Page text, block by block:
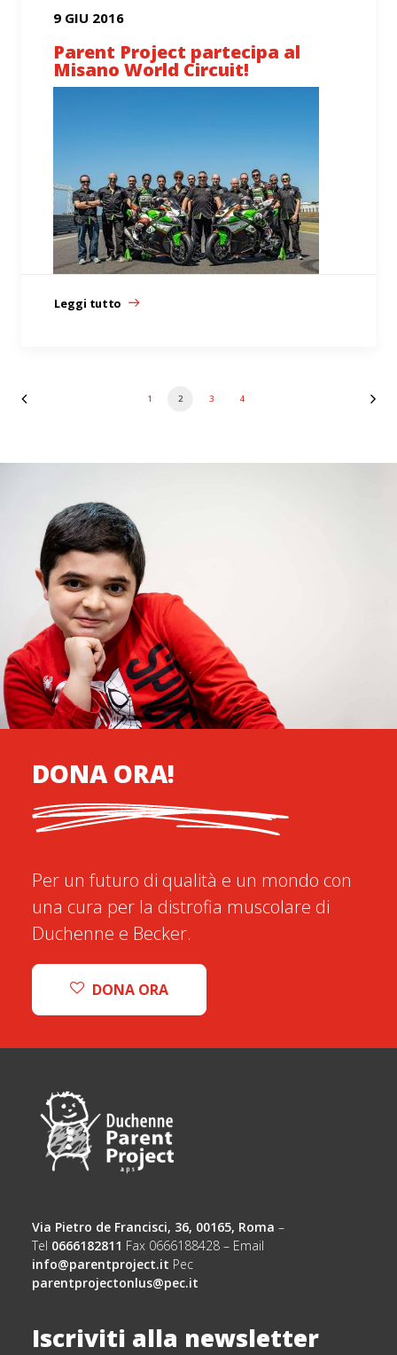
9 GIU 2016
Parent Project partecipa al
Misano World Circuit!
Leggi tutto
1 2 3 4
DONA ORA!
Per un futuro di qualità e un mondo con
una cura per la distrofia muscolare di
Duchenne e Becker.
DONA ORA
Via Pietro de Francisci, 36, 00165, Roma –
Tel 0666182811 Fax 0666188428 – Email
info@parentproject.it Pec
parentprojectonlus@pec.it
Iscriviti alla newsletter